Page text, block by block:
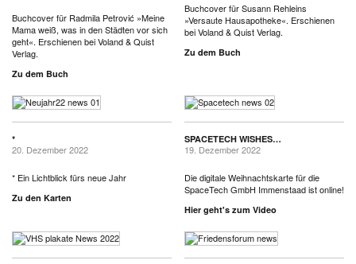
Buchcover für Radmila Petrović »Meine
Mama weiß, was in den Städten vor sich
geht«. Erschienen bei Voland & Quist
Verlag.
Zu dem Buch
Buchcover für Susann Rehleins
»Versaute Hausapotheke«. Erschienen
bei Voland & Quist Verlag.
Zu dem Buch
*
20. Dezember 2022
* Ein Lichtblick fürs neue Jahr
Zu den Karten
SPACETECH WISHES…
19. Dezember 2022
Die digitale Weihnachtskarte für die
SpaceTech GmbH Immenstaad ist online!
Hier geht's zum Video